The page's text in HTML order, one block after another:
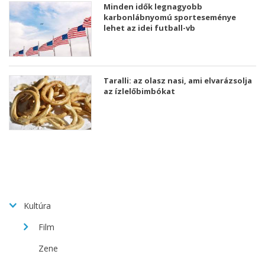
Minden idők legnagyobb
karbonlábnyomú sporteseménye
lehet az idei futball-vb
Taralli: az olasz nasi, ami elvarázsolja
az ízlelőbimbókat
Kultúra
Film
Zene